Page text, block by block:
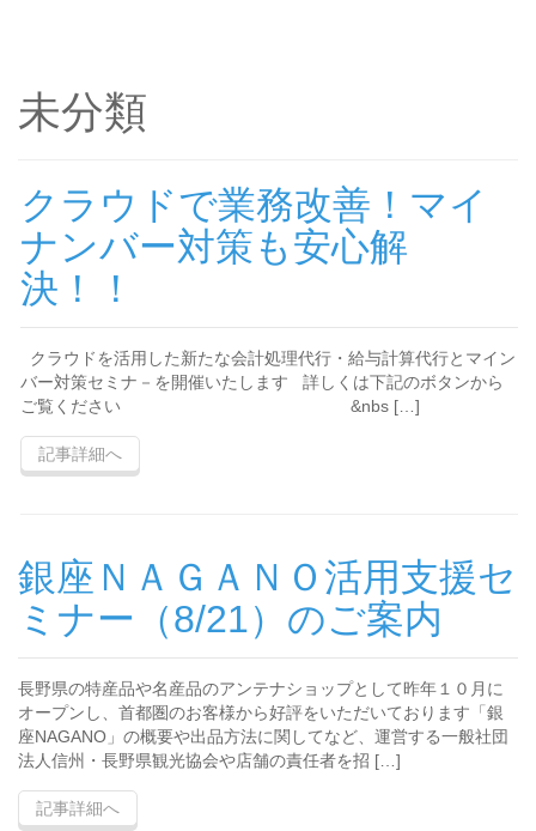
未分類
クラウドで業務改善！マイ
ナンバー対策も安心解
決！！
クラウドを活用した新たな会計処理代行・給与計算代行とマイン
バー対策セミナ－を開催いたします 詳しくは下記のボタンから
ご覧ください &nbs […]
記事詳細へ
銀座ＮＡＧＡＮＯ活用支援セ
ミナー（8/21）のご案内
長野県の特産品や名産品のアンテナショップとして昨年１０月に
オープンし、首都圏のお客様から好評をいただいております「銀
座NAGANO」の概要や出品方法に関してなど、運営する一般社団
法人信州・長野県観光協会や店舗の責任者を招 […]
記事詳細へ